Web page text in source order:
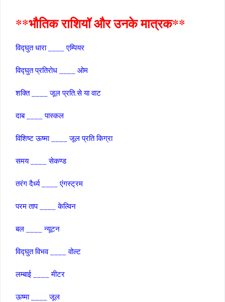
**भौतिक राशियॉ और उनके मात्रक**
विद्घुत धारा ____ एम्पियर
विद्घुत प्रतिरोध ____ ओम
शक्‍ति ____ जूल प्रति.से या वाट
दाब ____ पास्‍कल
विशिष्‍ट ऊष्‍मा ____ जूल प्रति किग्रा
समय ____ सेकण्‍ड
तरंग दैर्ध्य ____ एंगस्‍ट्रम
परम ताप ____ केल्विन
बल ____ न्‍यूटन
विद्घुत विभव ____ वोल्‍ट
लम्‍बाई ____ मीटर
ऊष्‍मा ____ जूल